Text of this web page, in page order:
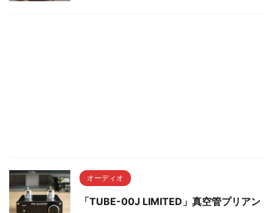
オーディオ
「TUBE-00J LIMITED」真空管プリアン